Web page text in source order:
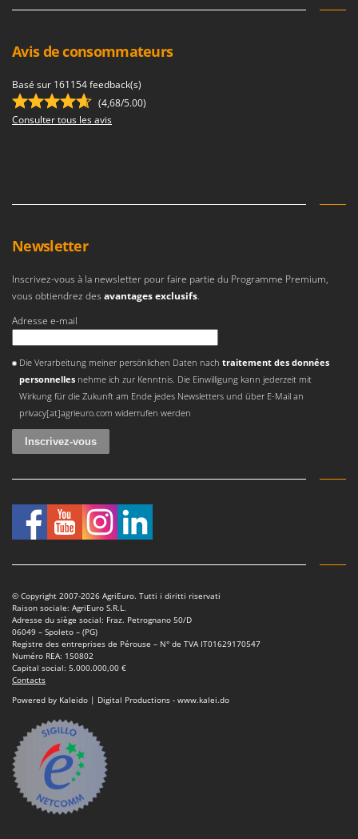
Rato
Reber
Redback
Resto Italia
Ritter
Robomow
Rossofuoco
Rover Pompe
Royal Food
Ryobi
S
S.T.P.
Santos
Sbaraglia
Shark
Silky
Simatech
Skil
Smartwood
Smeg
Snapper
Solidur
Spice Electronics
Spiralmac
Spring Protezione
Spyro
Avis de consommateurs
Basé sur 161154 feedback(s)
(4,68/5.00)
Consulter tous les avis
Newsletter
Inscrivez-vous à la newsletter pour faire partie du Programme Premium,
vous obtiendrez des avantages exclusifs.
Adresse e-mail
Die Verarbeitung meiner persönlichen Daten nach traitement des données
personnellesnehme ich zur Kenntnis. Die Einwilligung kann jederzeit mit
Wirkung für die Zukunft am Ende jedes Newsletters und über E-Mail an
privacy[at]agrieuro.com widerrufen werden
© Copyright 2007-2026 AgriEuro. Tutti i diritti riservati
Raison sociale: AgriEuro S.R.L.
Adresse du siège social: Fraz. Petrognano 50/D
06049 – Spoleto – (PG)
Registre des entreprises de Pérouse – N° de TVA IT01629170547
Numéro REA: 150802
Capital social: 5.000.000,00 €
Contacts
Powered by Kaleido | Digital Productions - www.kalei.do